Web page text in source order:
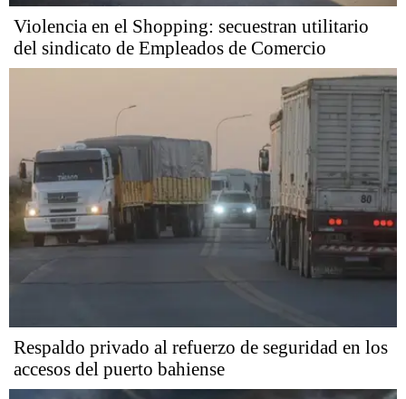
Violencia en el Shopping: secuestran utilitario
del sindicato de Empleados de Comercio
Respaldo privado al refuerzo de seguridad en los
accesos del puerto bahiense